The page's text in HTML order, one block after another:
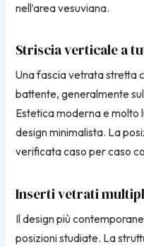
nell’area vesuviana.
Striscia verticale a
Una fascia vetrata stretta
battente, generalmente
Estetica moderna e molto
design minimalista. La
verificata caso per caso
Inserti vetrati
Il design più
posizioni studiate. La